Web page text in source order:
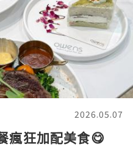
2026.05.07
瘋狂加配美食😋